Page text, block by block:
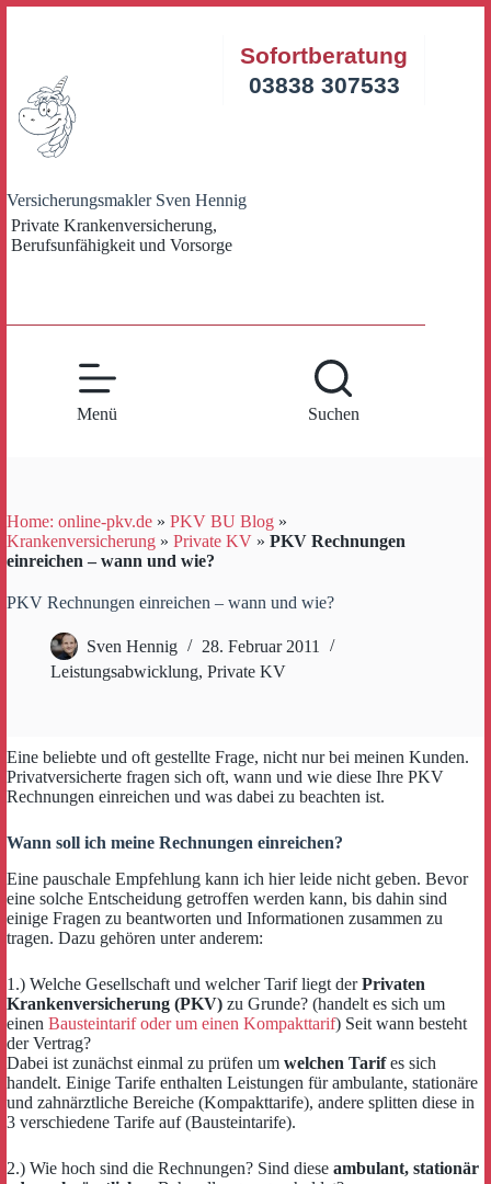
Versicherungsmakler Sven Hennig
Private Krankenversicherung,
Berufsunfähigkeit und Vorsorge
Sofortberatung
03838 307533
Menü Suchen
Home: online-pkv.de » PKV BU Blog »
Krankenversicherung » Private KV » PKV Rechnungen
einreichen – wann und wie?
PKV Rechnungen einreichen – wann und wie?
Sven Hennig
28. Februar 2011
Leistungsabwicklung, Private KV
Eine beliebte und oft gestellte Frage, nicht nur bei meinen Kunden.
Privatversicherte fragen sich oft, wann und wie diese Ihre PKV
Rechnungen einreichen und was dabei zu beachten ist.
Wann soll ich meine Rechnungen einreichen?
Eine pauschale Empfehlung kann ich hier leide nicht geben. Bevor
eine solche Entscheidung getroffen werden kann, bis dahin sind
einige Fragen zu beantworten und Informationen zusammen zu
tragen. Dazu gehören unter anderem:
1.) Welche Gesellschaft und welcher Tarif liegt derPrivaten
Krankenversicherung (PKV) zu Grunde? (handelt es sich um
einen Bausteintarif oder um einen Kompakttarif) Seit wann besteht
der Vertrag?
Dabei ist zunächst einmal zu prüfen um welchen Tarifes sich
handelt. Einige Tarife enthalten Leistungen für ambulante, stationäre
und zahnärztliche Bereiche (Kompakttarife), andere splitten diese in
3 verschiedene Tarife auf (Bausteintarife).
2.) Wie hoch sind die Rechnungen? Sind diese ambulant, stationär